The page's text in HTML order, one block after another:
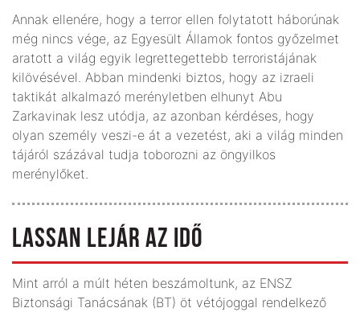
Annak ellenére, hogy a terror ellen folytatott háborúnak
még nincs vége, az Egyesült Államok fontos győzelmet
aratott a világ egyik legrettegettebb terroristájának
kilövésével. Abban mindenki biztos, hogy az izraeli
taktikát alkalmazó merényletben elhunyt Abu
Zarkavinak lesz utódja, az azonban kérdéses, hogy
olyan személy veszi-e át a vezetést, aki a világ minden
tájáról százával tudja toborozni az öngyilkos
merénylőket.
LASSAN LEJÁR AZ IDŐ
Mint arról a múlt héten beszámoltunk, az ENSZ
Biztonsági Tanácsának (BT) öt vétójoggal rendelkező